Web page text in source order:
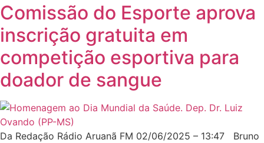
Comissão do Esporte aprova
inscrição gratuita em
competição esportiva para
doador de sangue
Da Redação Rádio Aruanã FM 02/06/2025 – 13:47 Bruno